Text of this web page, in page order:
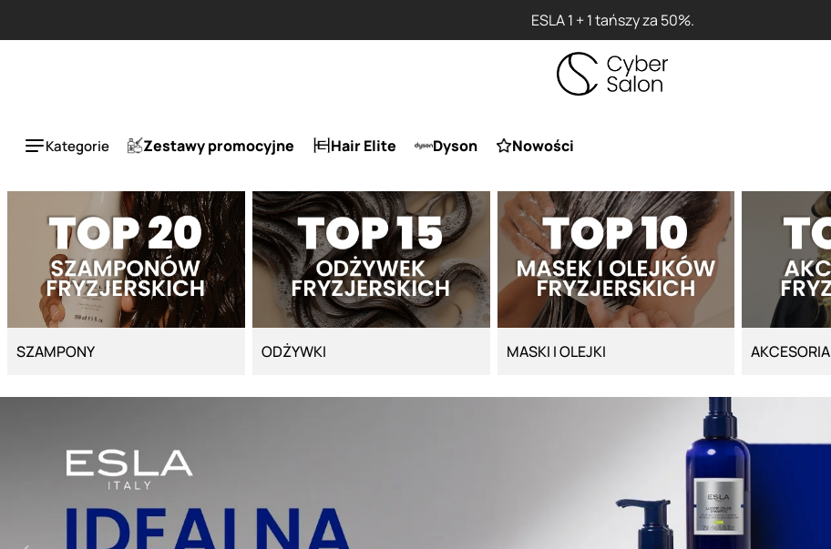
ESLA 1 + 1 tańszy za 50%.
Kategorie Zestawy promocyjne Hair Elite Dyson Nowości
SZAMPONY ODŻYWKI MASKI I OLEJKI AKCESORIA